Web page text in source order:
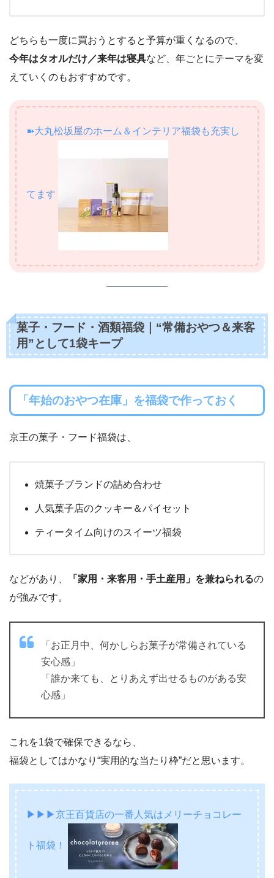
どちらも一度に買おうとすると予算が重くなるので、
今年はタオルだけ／来年は寝具など、年ごとにテーマを変
えていくのもおすすめです。
➽大丸松坂屋のホーム＆インテリア福袋も充実し
てます
菓子・フード・酒類福袋｜“常備おやつ＆来客
用”として1袋キープ
「年始のおやつ在庫」を福袋で作っておく
京王の菓子・フード福袋は、
焼菓子ブランドの詰め合わせ
人気菓子店のクッキー＆パイセット
ティータイム向けのスイーツ福袋
などがあり、 「家用・来客用・手土産用」を兼ねられるの
が強みです。
「お正月中、何かしらお菓子が常備されている
安心感」
「誰か来ても、とりあえず出せるものがある安
心感」
これを1袋で確保できるなら、
福袋としてはかなり“実用的な当たり枠”だと思います。
▶▶▶京王百貨店の一番人気はメリーチョコレー
ト福袋！